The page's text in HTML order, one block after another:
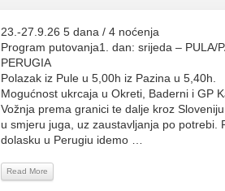
23.-27.9.26 5 dana / 4 noćenja
Program putovanja1. dan: srijeda – PULA/
PERUGIA
Polazak iz Pule u 5,00h iz Pazina u 5,40h.
Mogućnost ukrcaja u Okreti, Baderni i GP
Vožnja prema granici te dalje kroz
u smjeru juga, uz zaustavljanja po potrebi.
dolasku u Perugiu idemo …
Read More